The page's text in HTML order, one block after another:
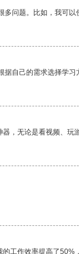
问题。比如，我可以
自己的需求选择学习
，无论是看视频、玩
工作效率提高了50%